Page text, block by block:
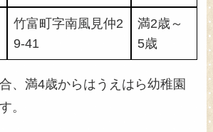
竹富町字南風見仲2
9-41
満2歳～
5歳
、満4歳からはうえはら幼稚園
。